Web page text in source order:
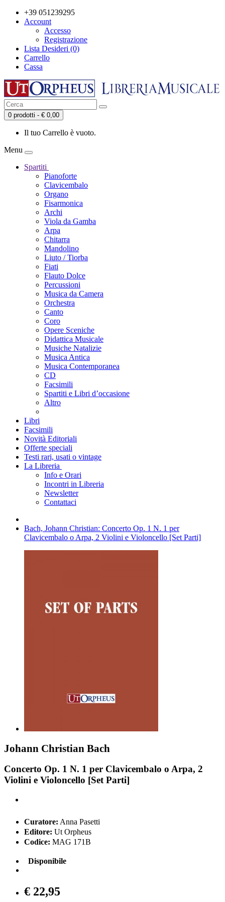
+39 051239295
Account
Accesso
Registrazione
Lista Desideri (0)
Carrello
Cassa
0 prodotti - € 0,00
Il tuo Carrello è vuoto.
Menu
Spartiti
Pianoforte
Clavicembalo
Organo
Fisarmonica
Archi
Viola da Gamba
Arpa
Chitarra
Mandolino
Liuto / Tiorba
Fiati
Flauto Dolce
Percussioni
Musica da Camera
Orchestra
Canto
Coro
Opere Sceniche
Didattica Musicale
Musiche Natalizie
Musica Antica
Musica Contemporanea
CD
Facsimili
Spartiti e Libri d’occasione
Altro
Libri
Facsimili
Novità Editoriali
Offerte speciali
Testi rari, usati o vintage
La Libreria
Info e Orari
Incontri in Libreria
Newsletter
Contattaci
Bach, Johann Christian: Concerto Op. 1 N. 1 per
Clavicembalo o Arpa, 2 Violini e Violoncello [Set Parti]
Johann Christian Bach
Concerto Op. 1 N. 1 per Clavicembalo o Arpa, 2
Violini e Violoncello [Set Parti]
Curatore: Anna Pasetti
Editore: Ut Orpheus
Codice: MAG 171B
Disponibile
€ 22,95